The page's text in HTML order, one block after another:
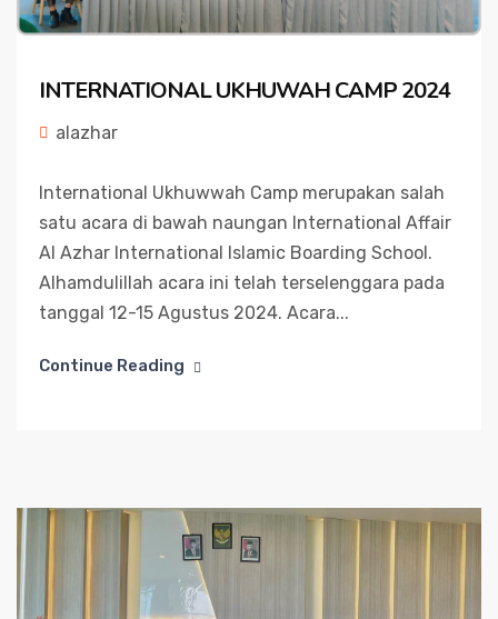
INTERNATIONAL UKHUWAH CAMP 2024
alazhar
International Ukhuwwah Camp merupakan salah
satu acara di bawah naungan International Affair
Al Azhar International Islamic Boarding School.
Alhamdulillah acara ini telah terselenggara pada
tanggal 12-15 Agustus 2024. Acara...
Continue Reading